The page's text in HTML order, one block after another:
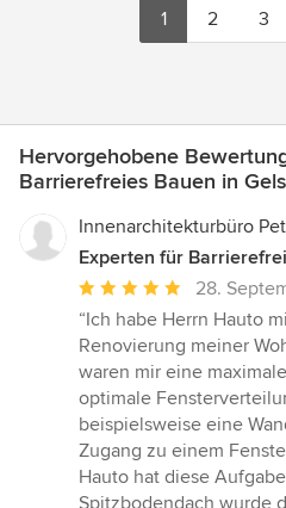
1 2 3
Hervorgehobene
Barrierefreies Bauen in
Innenarchitekturbüro
Experten für
Durchschnittliche
Bewertung:
5
von
5
Sternen
28.
“Ich habe Herrn Hauto
Renovierung meiner
waren mir eine
optimale
beispielsweise eine
Zugang zu einem
Hauto hat diese
Spitzbodendach wurde